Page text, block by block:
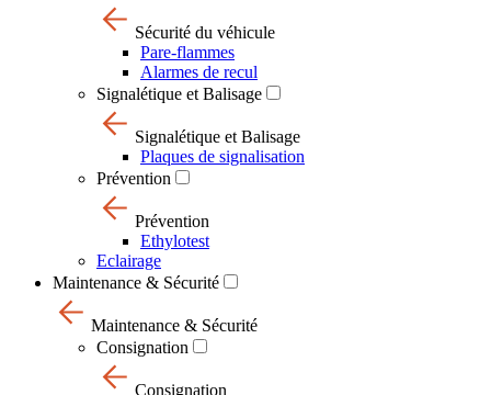
Sécurité du véhicule
Pare-flammes
Alarmes de recul
Signalétique et Balisage
Signalétique et Balisage
Plaques de signalisation
Prévention
Prévention
Ethylotest
Eclairage
Maintenance & Sécurité
Maintenance & Sécurité
Consignation
Consignation